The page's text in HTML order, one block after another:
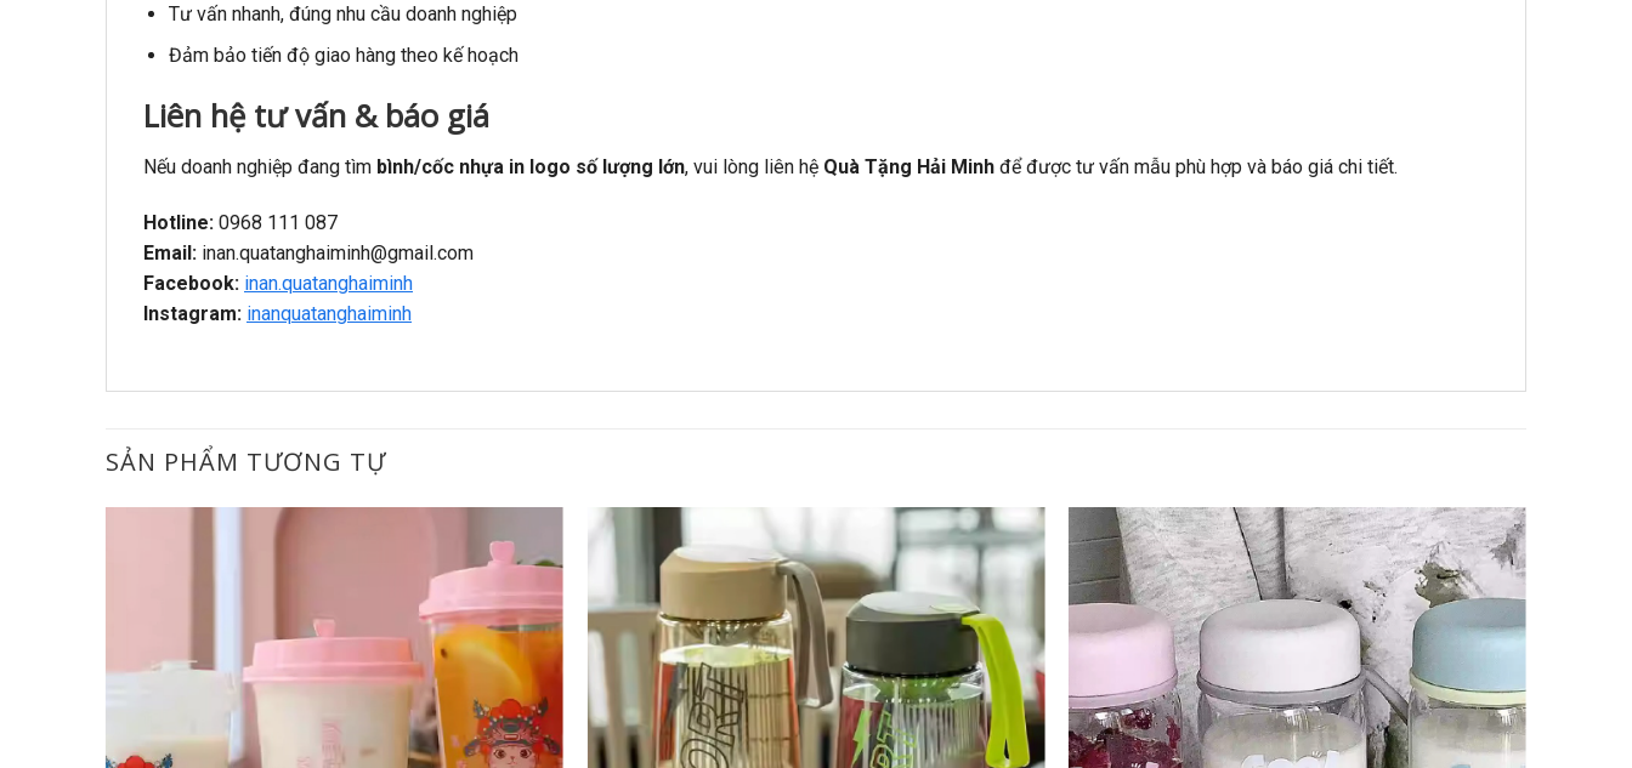
Tư vấn nhanh, đúng nhu cầu doanh nghiệp
Đảm bảo tiến độ giao hàng theo kế hoạch
Liên hệ tư vấn & báo giá
Nếu doanh nghiệp đang tìm bình/cốc nhựa in logo số lượng lớn, vui lòng liên hệ Quà Tặng Hải Minh để được tư vấn mẫu phù hợp và báo giá chi tiết.
Hotline: 0968 111 087
Email: inan.quatanghaiminh@gmail.com
Facebook: inan.quatanghaiminh
Instagram: inanquatanghaiminh
SẢN PHẨM TƯƠNG TỰ